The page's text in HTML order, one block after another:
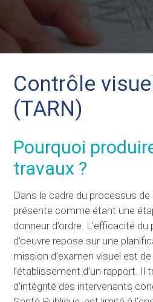
Contrôle
(TARN)
Pourquoi
travaux ?
Dans le cadre du processus
présente comme étant une
donneur d’ordre. L’efficacité
d'oeuvre repose sur une
mission d’examen visuel est
l’établissement d’un rapport.
d’intégrité des intervenants